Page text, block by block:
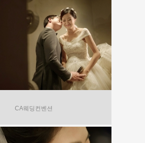
CA웨딩컨벤션